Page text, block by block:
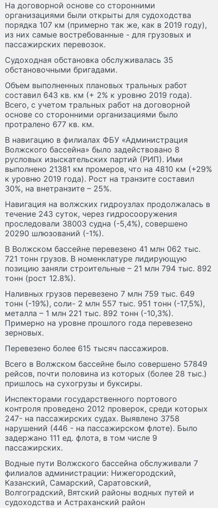
На договорной основе со сторонними
организациями были открыты для судоходства
порядка 107 км (примерно так же, как в 2019 году),
из них самые востребованные - для грузовых и
пассажирских перевозок.
Судоходная обстановка обслуживалась 35
обстановочными бригадами.
Объем выполненных плановых тральных работ
составил 643 кв. км (+ 2% к уровню 2019 года).
Всего, с учетом тральных работ на договорной
основе со сторонними организациями было
протралено 677 кв. км.
В навигацию в филиалах ФБУ «Администрация
Волжского бассейна» было задействовано 8
русловых изыскательских партий (РИП). Ими
выполнено 21381 км промеров, что на 4810 км (+29%
к уровню 2019 года). Рост на транзите составил
30%, на внетранзите – 25%.
Навигация на волжских гидроузлах продолжалась в
течение 243 суток, через гидросооружения
проследовали 38003 судна (-5,4%), совершено
20290 шлюзований (-1%).
В Волжском бассейне перевезено 41 млн 062 тыс.
721 тонн грузов. В номенклатуре лидирующую
позицию заняли строительные – 21 млн 794 тыс. 892
тонн (рост 12.8%).
Наливных грузов перевезено 7 млн 759 тыс. 649
тонн (-19%), соли- 2 млн 557 тыс. 951 тонн (-17,5%),
металла – 1 млн 221 тыс. 892 тонн (-10,3%).
Примерно на уровне прошлого года перевезено
зерновых.
Перевезено более 615 тысяч пассажиров.
Всего в Волжском бассейне было совершено 57849
рейсов, почти половина из которых (более 28 тыс.)
пришлось на сухогрузы и буксиры.
Инспекторами государственного портового
контроля проведено 2012 проверок, среди которых
247- на пассажирских судах. Выявлено 3758
нарушений (446 - на пассажирском флоте). Было
задержано 111 ед. флота, в том числе 9
пассажирских.
Водные пути Волжского бассейна обслуживали 7
филиалов администрации: Нижегородский,
Казанский, Самарский, Саратовский,
Волгоградский, Вятский районы водных путей и
судоходства и Астраханский район